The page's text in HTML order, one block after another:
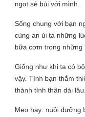
ngọt sẻ bùi với mình.
Sống chung với bạn
cùng an ủi ta những
bữa cơm trong những
Giống như khi ta có
vậy. Tình bạn thắm
thành tình thân dài lâu.
Mẹo hay: nuôi dưỡng